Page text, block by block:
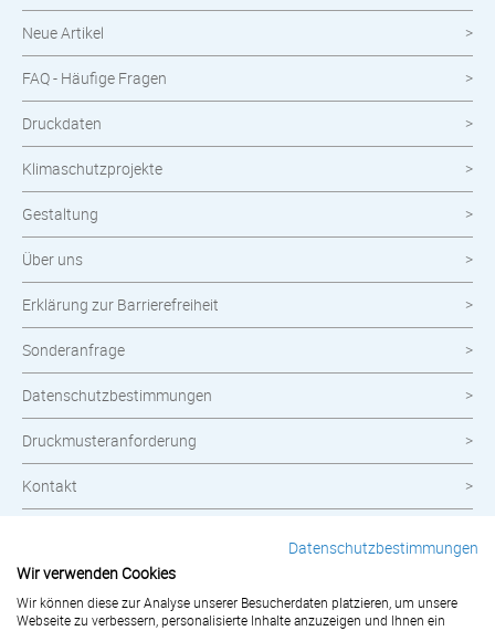
Neue Artikel
FAQ - Häufige Fragen
Druckdaten
Klimaschutzprojekte
Gestaltung
Über uns
Erklärung zur Barrierefreiheit
Sonderanfrage
Datenschutzbestimmungen
Druckmusteranforderung
Kontakt
Impressum
AGB
Datenschutzbestimmungen
Wir verwenden Cookies
Wir können diese zur Analyse unserer Besucherdaten platzieren, um unsere
Webseite zu verbessern, personalisierte Inhalte anzuzeigen und Ihnen ein